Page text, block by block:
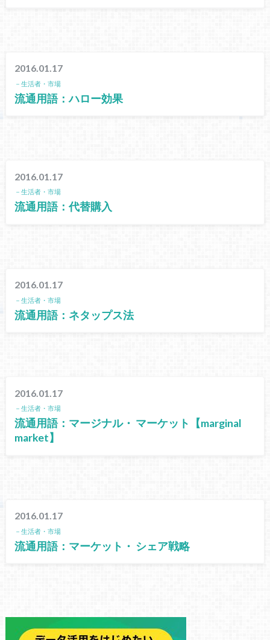
2016.01.17
－生活者・市場
流通用語：ハロー効果
2016.01.17
－生活者・市場
流通用語：代替購入
2016.01.17
－生活者・市場
流通用語：ネタップス法
2016.01.17
－生活者・市場
流通用語：マージナル・ マーケット【marginal
market】
2016.01.17
－生活者・市場
流通用語：マーケット・ シェア戦略